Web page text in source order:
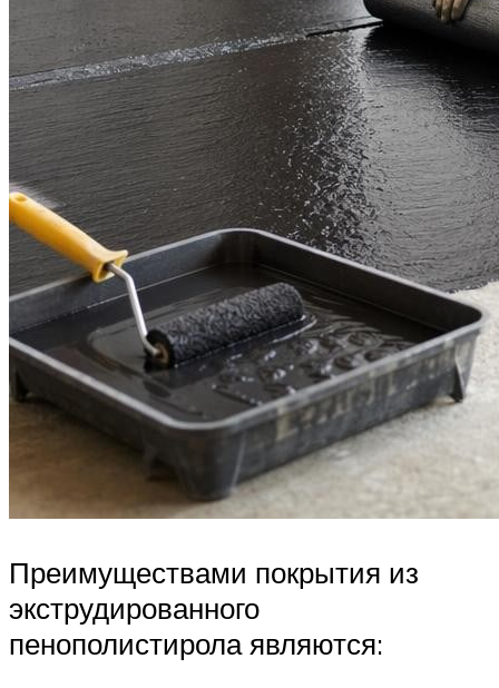
Преимуществами покрытия из
экструдированного
пенополистирола являются: